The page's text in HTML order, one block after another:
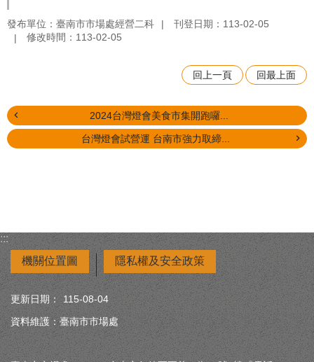
發布單位：臺南市市場處經營二科
刊登日期：113-02-05
修改時間：113-02-05
回上一頁 回最上面
2024台灣燈會美食市集開跑囉...
台灣燈會試營運 台南市強力取締...
:::
機關位置圖
隱私權及安全政策
更新日期：
115-08-04
資料維護：臺南市市場處